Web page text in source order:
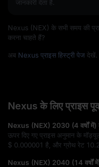
जानकारी देता है.
Nexus (NEX) के सभी समय की
करना चाहते हैं?
अब Nexus प्राइस हिस्ट्री पेज देखें.
Nexus के लिए प्राइस
Nexus (NEX) 2030 (4 वर्षों में)
ऊपर दिए गए प्राइस अनुमान के
$ 0.000001 है, और ग्रोथ रेट
Nexus (NEX) 2040 (14 वर्षों